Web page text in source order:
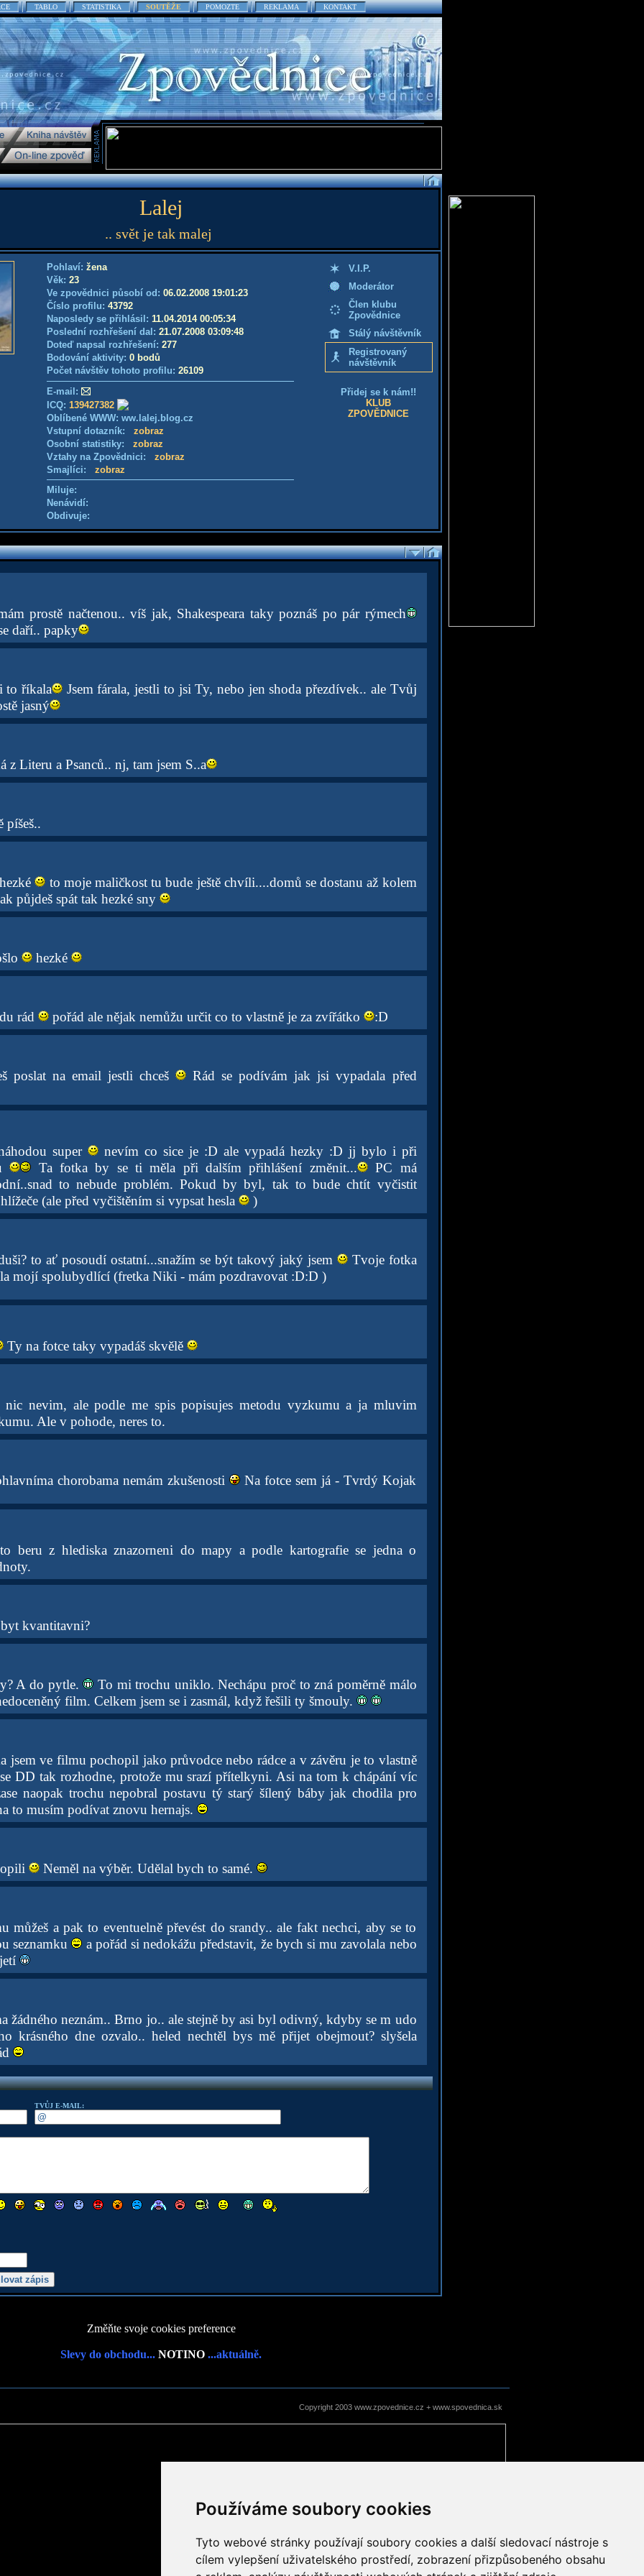
Používáme soubory cookies
Tyto webové stránky používají soubory cookies a další sledovací nástroje s
cílem vylepšení uživatelského prostředí, zobrazení přizpůsobeného obsahu
TABLO STATISTIKA SOUTĚŽE POMOZTE REKLAMA KONTAKT
Lalej
.. svět je tak malej
Pohlaví: žena
Věk: 23
Ve zpovědnici působí od: 06.02.2008 19:01:23
Číslo profilu: 43792
Naposledy se přihlásil: 11.04.2014 00:05:34
Poslední rozhřešení dal: 21.07.2008 03:09:48
Doteď napsal rozhřešení: 277
Bodování aktivity: 0 bodů
Počet návštěv tohoto profilu: 26109
E-mail:
ICQ: 139427382
Oblíbené WWW: ww.lalej.blog.cz
Vstupní dotazník: zobraz
Osobní statistiky: zobraz
Vztahy na Zpovědnici: zobraz
Smajlíci: zobraz
Miluje:
Nenávidí:
Obdivuje:
V.I.P.
Moderátor
Člen klubu
Zpovědnice
Stálý návštěvník
Registrovaný
návštěvník
Přidej se k nám!!
KLUB
ZPOVĚDNICE
prostě načtenou.. víš jak, Shakespeara taky poznáš po pár rýmech
daří.. papky
to říkala
Jsem fárala, jestli to jsi Ty, nebo jen shoda přezdívek.. ale Tvůj
jasný
z Literu a Psanců.. nj, tam jsem S..a
píšeš..
to moje maličkost tu bude ještě chvíli....domů se dostanu až kolem
půjdeš spát tak hezké sny
hezké
rád pořád ale nějak nemůžu určit co to vlastně je za zvířátko :D
poslat na email jestli chceš Rád se podívám jak jsi vypadala před
super
nevím co sice je :D ale vypadá hezky :D jj bylo i při
Ta fotka by se ti měla při dalším přihlášení změnit...
PC má
to nebude problém. Pokud by byl, tak to bude chtít vyčistit
(ale před vyčištěním si vypsat hesla
)
to ať posoudí ostatní...snažím se být takový jaký jsem
Tvoje fotka
mojí spolubydlící (fretka Niki - mám pozdravovat :D:D )
Ty na fotce taky vypadáš skvělě
nic nevim, ale podle me spis popisujes metodu vyzkumu a ja mluvim
Ale v pohode, neres to.
chorobama nemám zkušenosti Na fotce sem já - Tvrdý Kojak
beru z hlediska znazorneni do mapy a podle kartografie se jedna o
kvantitavni?
A do pytle.
To mi trochu uniklo. Nechápu proč to zná poměrně málo
film. Celkem jsem se i zasmál, když řešili ty šmouly.
jsem ve filmu pochopil jako průvodce nebo rádce a v závěru je to vlastně
DD tak rozhodne, protože mu srazí přítelkyni. Asi na tom k chápání víc
naopak trochu nepobral postavu tý starý šílený báby jak chodila pro
to musím podívat znovu hernajs.
Neměl na výběr. Udělal bych to samé.
můžeš a pak to eventuelně převést do srandy.. ale fakt nechci, aby se to
seznamku
a pořád si nedokážu představit, že bych si mu zavolala nebo
žádného neznám.. Brno jo.. ale stejně by asi byl odivný, kdyby se m udo
krásného dne ozvalo.. heled nechtěl bys mě přijet obejmout? slyšela
TVŮJ E-MAIL:
Změňte svoje cookies preference
Slevy do obchodu... NOTINO ...aktuálně.
Copyright 2003 www.zpovednice.cz + www.spovednica.sk